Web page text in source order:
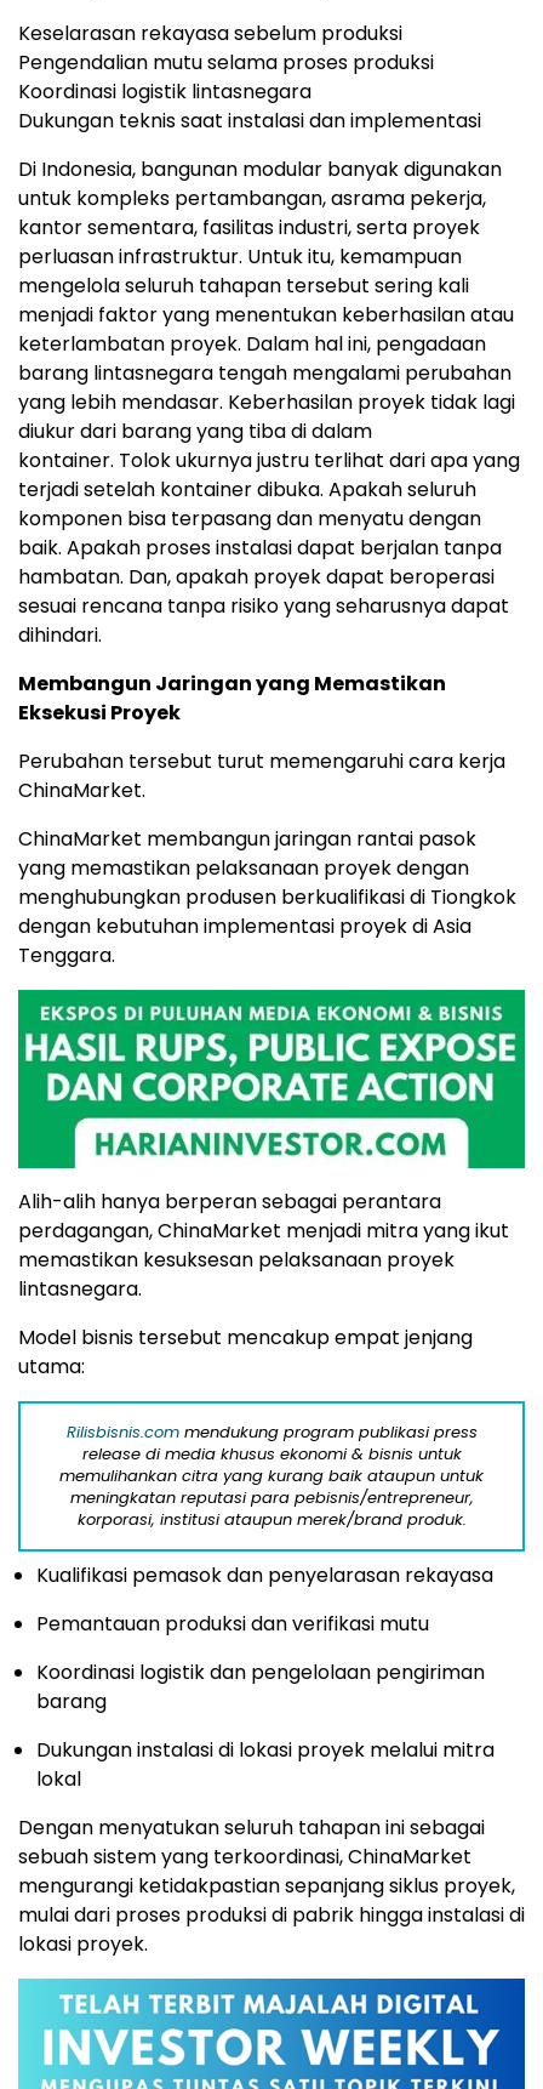
Keselarasan rekayasa sebelum produksi
Pengendalian mutu selama proses produksi
Koordinasi logistik lintasnegara
Dukungan teknis saat instalasi dan implementasi
Di Indonesia, bangunan modular banyak digunakan
untuk kompleks pertambangan, asrama pekerja,
kantor sementara, fasilitas industri, serta proyek
perluasan infrastruktur. Untuk itu, kemampuan
mengelola seluruh tahapan tersebut sering kali
menjadi faktor yang menentukan keberhasilan atau
keterlambatan proyek. Dalam hal ini, pengadaan
barang lintasnegara tengah mengalami perubahan
yang lebih mendasar. Keberhasilan proyek tidak lagi
diukur dari barang yang tiba di dalam
kontainer. Tolok ukurnya justru terlihat dari apa yang
terjadi setelah kontainer dibuka. Apakah seluruh
komponen bisa terpasang dan menyatu dengan
baik. Apakah proses instalasi dapat berjalan tanpa
hambatan. Dan, apakah proyek dapat beroperasi
sesuai rencana tanpa risiko yang seharusnya dapat
dihindari.
Membangun Jaringan yang Memastikan
Eksekusi Proyek
Perubahan tersebut turut memengaruhi cara kerja
ChinaMarket.
ChinaMarket membangun jaringan rantai pasok
yang memastikan pelaksanaan proyek dengan
menghubungkan produsen berkualifikasi di Tiongkok
dengan kebutuhan implementasi proyek di Asia
Tenggara.
Alih-alih hanya berperan sebagai perantara
perdagangan, ChinaMarket menjadi mitra yang ikut
memastikan kesuksesan pelaksanaan proyek
lintasnegara.
Model bisnis tersebut mencakup empat jenjang
utama:
Rilisbisnis.commendukung program publikasi press
release di media khusus ekonomi & bisnis untuk
memulihankan citra yang kurang baik ataupun untuk
meningkatan reputasi para pebisnis/entrepreneur,
korporasi, institusi ataupun merek/brand produk.
Kualifikasi pemasok dan penyelarasan rekayasa
Pemantauan produksi dan verifikasi mutu
Koordinasi logistik dan pengelolaan pengiriman
barang
Dukungan instalasi di lokasi proyek melalui mitra
lokal
Dengan menyatukan seluruh tahapan ini sebagai
sebuah sistem yang terkoordinasi, ChinaMarket
mengurangi ketidakpastian sepanjang siklus proyek,
mulai dari proses produksi di pabrik hingga instalasi di
lokasi proyek.